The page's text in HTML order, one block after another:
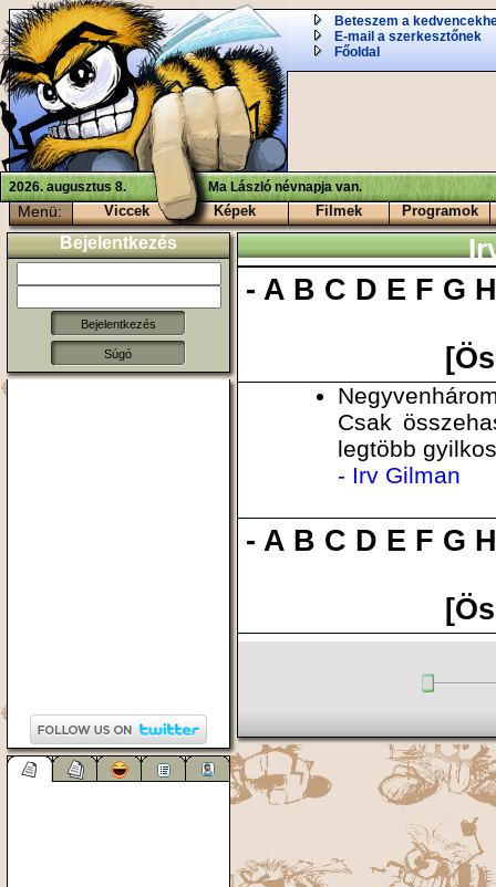
Beteszem a
E-mail a szerkesztőnek
Főoldal
2026. augusztus 8. Ma László névnapja van.
Menü: Viccek Képek Filmek Programok
Bejelentkezés
Súgó
-A B C D E F G
Csak
legtöbb
- Irv Gilman
-A B C D E F G